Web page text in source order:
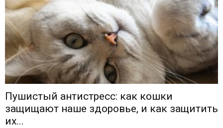
Пушистый антистресс: как кошки
защищают наше здоровье, и как защитить
их...